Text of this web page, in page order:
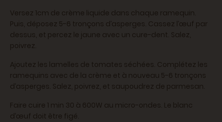
Versez 1cm de crème liquide dans chaque ramequin.
Puis, déposez 5-6 tronçons d’asperges. Cassez l’œuf par
dessus, et percez le jaune avec un cure-dent. Salez,
poivrez.
Ajoutez les lamelles de tomates séchées. Complétez les
ramequins avec de la crème et à nouveau 5-6 tronçons
d’asperges. Salez, poivrez, et saupoudrez de parmesan.
Faire cuire 1 min 30 à 600W au micro-ondes. Le blanc
d’œuf doit être figé.